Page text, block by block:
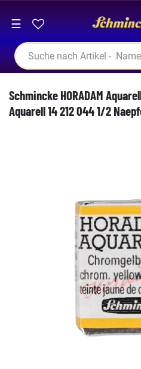
☰
Schmincke HORADAM
Aquarell 14 212 044 1/2